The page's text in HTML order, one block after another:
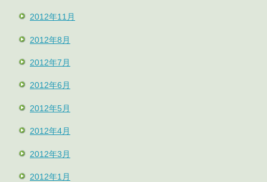
2012年11月
2012年8月
2012年7月
2012年6月
2012年5月
2012年4月
2012年3月
2012年1月